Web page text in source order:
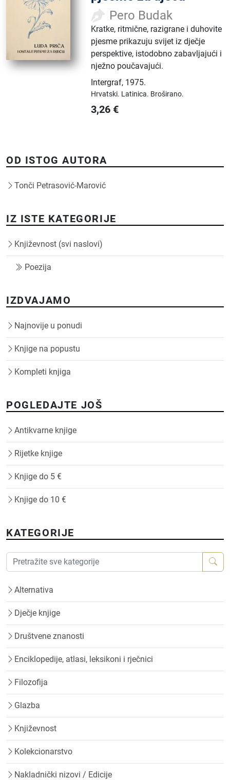
Pero Budak
Kratke, ritmične, razigrane i duhovite
pjesme prikazuju svijet iz dječje
perspektive, istodobno zabavljajući i
nježno poučavajući.
Intergraf, 1975.
Hrvatski. Latinica. Broširano.
3,26 €
OD ISTOG AUTORA
Tonči Petrasović-Marović
IZ ISTE KATEGORIJE
Književnost (svi naslovi)
Poezija
IZDVAJAMO
Najnovije u ponudi
Knjige na popustu
Kompleti knjiga
POGLEDAJTE JOŠ
Antikvarne knjige
Rijetke knjige
Knjige do 5 €
Knjige do 10 €
KATEGORIJE
Alternativa
Dječje knjige
Društvene znanosti
Enciklopedije, atlasi, leksikoni i rječnici
Filozofija
Glazba
Književnost
Kolekcionarstvo
Nakladnički nizovi / Edicije